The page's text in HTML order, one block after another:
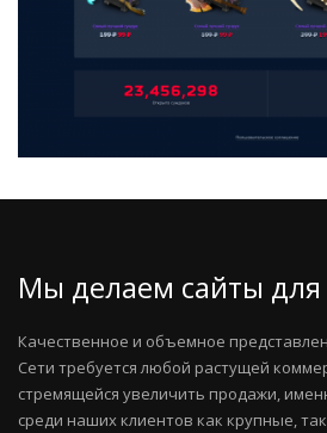
Мы делаем сайты для
Качественное и объемное
Сети требуется любой растущей
стремящейся увеличить продажи,
среди наших клиентов как крупные,